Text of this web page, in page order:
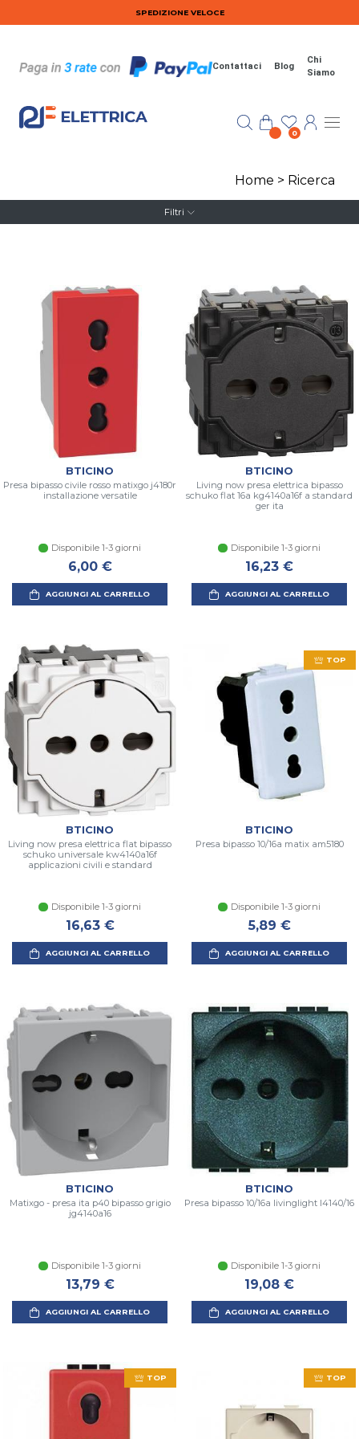
Salta al contenuto principaleSPEDIZIONE VELOCE
Contattaci Blog
Chi
Siamo
0
Home > Ricerca
Filtri
BTICINO
Presa bipasso civile rosso matixgo j4180r
installazione versatile
Disponibile 1-3 giorni
6,00 €
AGGIUNGI AL CARRELLO
BTICINO
Living now presa elettrica bipasso
schuko flat 16a kg4140a16f a standard
ger ita
Disponibile 1-3 giorni
16,23 €
AGGIUNGI AL CARRELLO
BTICINO
Living now presa elettrica flat bipasso
schuko universale kw4140a16f
applicazioni civili e standard
Disponibile 1-3 giorni
16,63 €
AGGIUNGI AL CARRELLO
TOP
BTICINO
Presa bipasso 10/16a matix am5180
Disponibile 1-3 giorni
5,89 €
AGGIUNGI AL CARRELLO
BTICINO
Matixgo - presa ita p40 bipasso grigio
jg4140a16
Disponibile 1-3 giorni
13,79 €
AGGIUNGI AL CARRELLO
BTICINO
Presa bipasso 10/16a livinglight l4140/16
Disponibile 1-3 giorni
19,08 €
AGGIUNGI AL CARRELLO
TOP TOP